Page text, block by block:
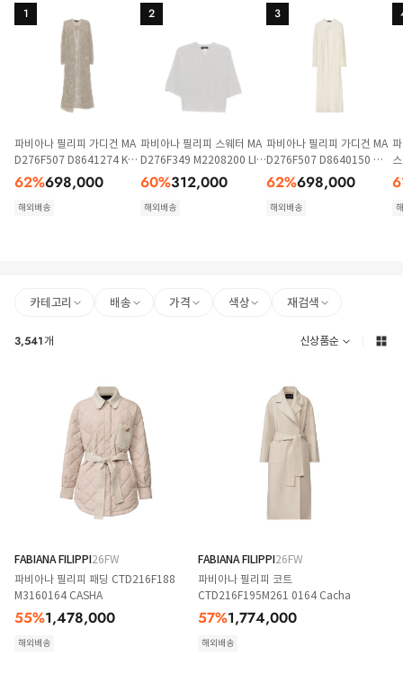
1
파비아나 필리피 가디건 MA
D276F507 D8641274 KAK
62%698,000
해외배송
2
파비아나 필리피 스웨터 MA
D276F349 M2208200 LIG
HT BLUE
60%312,000
해외배송
3
파비아나 필리피 가디건 MA
D276F507 D8640150 WH
ITE
62%698,000
해외배송
카테고리 배송 가격 색상 재검색
3,541개 신상품순
FABIANA FILIPPI26FW
파비아나 필리피 패딩 CTD216F188
M3160164 CASHA
55%1,478,000
해외배송
FABIANA FILIPPI26FW
파비아나 필리피 코트
CTD216F195M261 0164 Cacha
57%1,774,000
해외배송